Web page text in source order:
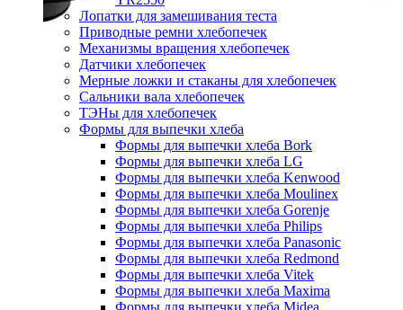
Лопатки для замешивания теста
Приводные ремни хлебопечек
Механизмы вращения хлебопечек
Датчики хлебопечек
Мерные ложки и стаканы для хлебопечек
Сальники вала хлебопечек
ТЭНы для хлебопечек
Формы для выпечки хлеба
Формы для выпечки хлеба Bork
Формы для выпечки хлеба LG
Формы для выпечки хлеба Kenwood
Формы для выпечки хлеба Moulinex
Формы для выпечки хлеба Gorenje
Формы для выпечки хлеба Philips
Формы для выпечки хлеба Panasonic
Формы для выпечки хлеба Redmond
Формы для выпечки хлеба Vitek
Формы для выпечки хлеба Maxima
Формы для выпечки хлеба Midea